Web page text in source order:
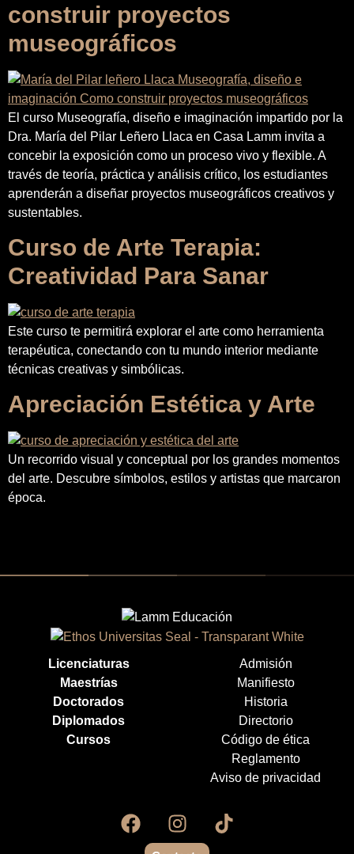
construir proyectos
museográficos
El curso Museografía, diseño e imaginación impartido por la
Dra. María del Pilar Leñero Llaca en Casa Lamm invita a
concebir la exposición como un proceso vivo y flexible. A
través de teoría, práctica y análisis crítico, los estudiantes
aprenderán a diseñar proyectos museográficos creativos y
sustentables.
Curso de Arte Terapia:
Creatividad Para Sanar
Este curso te permitirá explorar el arte como herramienta
terapéutica, conectando con tu mundo interior mediante
técnicas creativas y simbólicas.
Apreciación Estética y Arte
Un recorrido visual y conceptual por los grandes momentos
del arte. Descubre símbolos, estilos y artistas que marcaron
época.
Licenciaturas
Maestrías
Doctorados
Diplomados
Cursos
Admisión
Manifiesto
Historia
Directorio
Código de ética
Reglamento
Aviso de privacidad